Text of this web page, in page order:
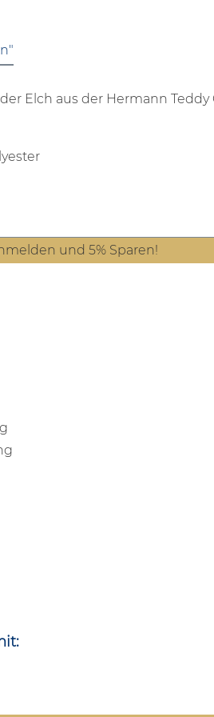
Elch aus der Hermann Teddy
und 5% Sparen!